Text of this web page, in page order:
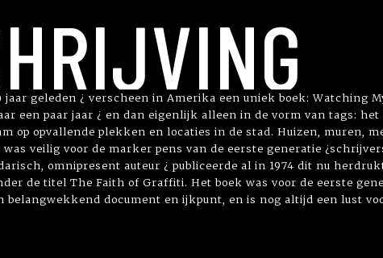
geleden ¿ verscheen in Amerika een uniek boek: Watching
een paar jaar ¿ en dan eigenlijk alleen in de vorm van tags:
op opvallende plekken en locaties in de stad. Huizen, muren,
veilig voor de marker pens van de eerste generatie
omnipresent auteur ¿ publiceerde al in 1974 dit nu
de titel The Faith of Graffiti. Het boek was voor de eerste
document en ijkpunt, en is nog altijd een lust